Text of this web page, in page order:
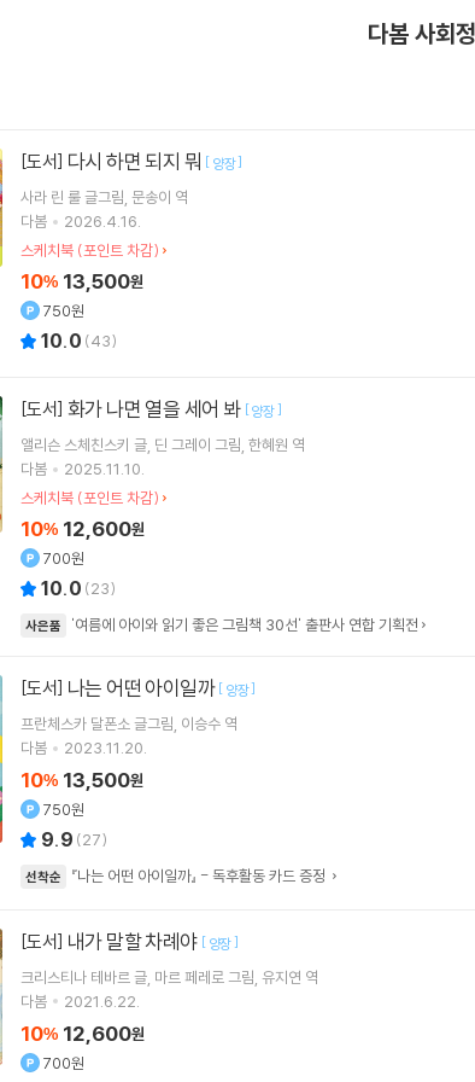
다봄 사회
[도서] 다시 하면 되지 뭐 [ 양장]
사라 린 룰글그림 문송이 역
다봄
2026.4.16.
스케치북 (포인트 차감)
10% 13,500원
750원
10.0 (43)
[도서] 화가 나면 열을 세어 봐 [양장]
앨리슨 스체친스키 글 딘 그레이 그림 한혜원 역
다봄
2025.11.10.
스케치북 (포인트 차감)
10% 12,600원
700원
10.0 (23)
사은품 '여름에 아이와 읽기 좋은 그림책 30선' 출판사 연합 기획전
[도서] 나는 어떤 아이일까 [ 양장]
프란체스카 달폰소 글그림 이승수 역
다봄
2023.11.20.
10% 13,500원
750원
9.9 (27)
선착순 『나는 어떤 아이일까』 - 독후활동 카드 증정
[도서] 내가 말할 차례야 [ 양장]
크리스티나 테바르 글 마르 페레로 그림 유지연 역
다봄
2021.6.22.
10% 12,600원
700원